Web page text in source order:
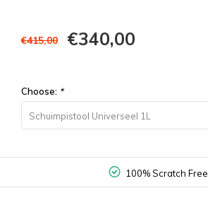
€415,00 €340,00
Choose: *
Schuimpistool Universeel 1L
100% Scratch Free